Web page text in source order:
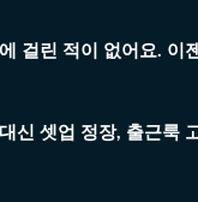
걸린 적이 없어요. 이
신 셋업 정장, 출근룩